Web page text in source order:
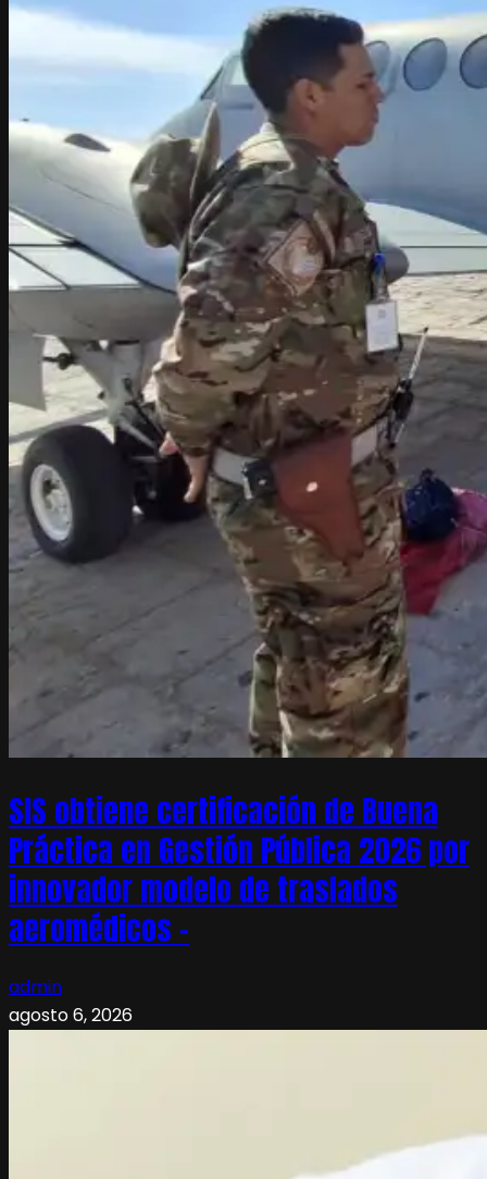
SIS obtiene certificación de Buena
Práctica en Gestión Pública 2026 por
innovador modelo de traslados
aeromédicos –
admin
agosto 6, 2026